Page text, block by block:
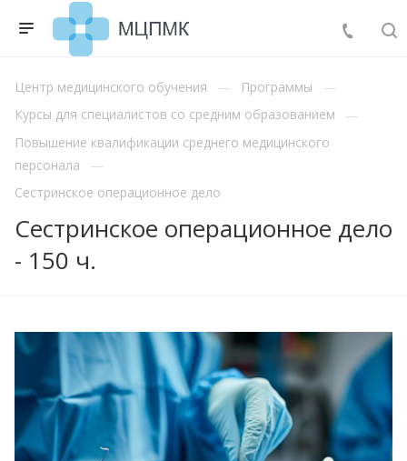
Центр медицинского обучения
Программы
Курсы для специалистов со средним образованием
Повышение квалификации среднего медицинского
персонала
Сестринское операционное дело
Сестринское операционное дело
- 150 ч.